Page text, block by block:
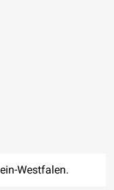
Westfalen.